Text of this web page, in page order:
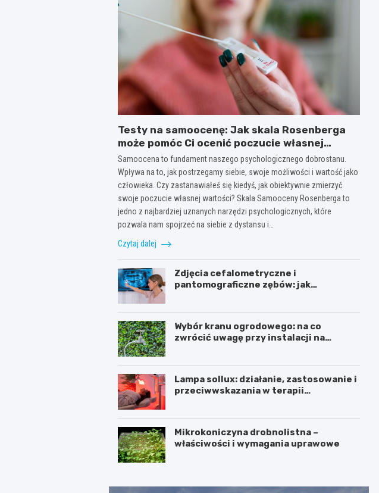
Testy na samoocenę: Jak skala Rosenberga
może pomóc Ci ocenić poczucie własnej
wartości
Samoocena to fundament naszego psychologicznego dobrostanu.
Wpływa na to, jak postrzegamy siebie, swoje możliwości i wartość jako
człowieka. Czy zastanawiałeś się kiedyś, jak obiektywnie zmierzyć
swoje poczucie własnej wartości? Skala Samooceny Rosenberga to
jedno z najbardziej uznanych narzędzi psychologicznych, które
pozwala nam spojrzeć na siebie z dystansu i…
Czytaj dalej
Zdjęcia cefalometryczne i
pantomograficzne zębów: jak
Wybór kranu ogrodowego: na co
zwrócić uwagę przy instalacji na
Lampa sollux: działanie, zastosowanie i
przeciwwskazania w terapii
Mikrokoniczyna drobnolistna –
właściwości i wymagania uprawowe